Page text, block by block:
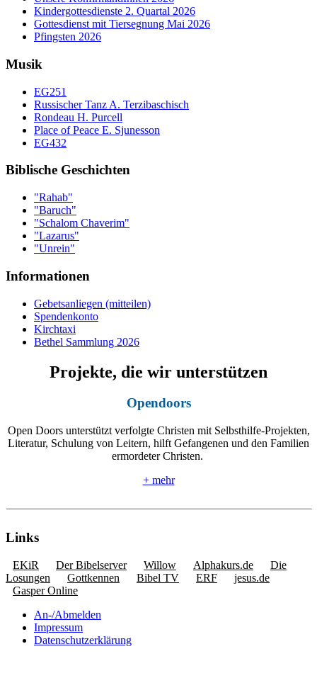
Kindergottesdienste 2. Quartal 2026
Gottesdienst mit Tiersegnung Mai 2026
Pfingsten 2026
Musik
EG251
Russischer Tanz A. Terzibaschisch
Rondeau H. Purcell
Place of Peace E. Sjunesson
EG432
Biblische Geschichten
"Rahab"
"Baruch"
"Schalom Chaverim"
"Lazarus"
"Unrein"
Informationen
Gebetsanliegen (mitteilen)
Spendenkonto
Kirchtaxi
Bethel Sammlung 2026
Projekte, die wir unterstützen
Opendoors
Open Doors unterstützt verfolgte Christen mit Selbsthilfe-Projekten,
Literatur, Schulung von Leitern, hilft Gefangenen und den Familien
ermordeter Christen.
+ mehr
Links
EKiR Der Bibelserver Willow Alphakurs.de
Die
Losungen
Gottkennen Bibel TV ERF
jesus.de
Gasper Online
An-/Abmelden
Impressum
Datenschutzerklärung